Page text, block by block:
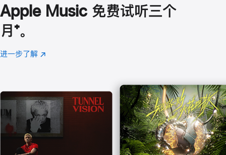
Apple Music 免费试听三个
月 脚
注
⁺。
进一步了解 Apple
(在
口
中
打
开)